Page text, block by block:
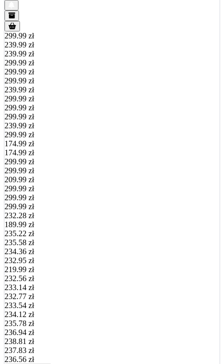
299.99 zł
239.99 zł
239.99 zł
299.99 zł
299.99 zł
299.99 zł
239.99 zł
299.99 zł
299.99 zł
299.99 zł
239.99 zł
299.99 zł
174.99 zł
174.99 zł
299.99 zł
299.99 zł
209.99 zł
299.99 zł
299.99 zł
299.99 zł
232.28 zł
189.99 zł
235.22 zł
235.58 zł
234.36 zł
232.95 zł
219.99 zł
232.56 zł
233.14 zł
232.77 zł
233.54 zł
234.12 zł
235.78 zł
236.94 zł
238.81 zł
237.83 zł
236.56 zł